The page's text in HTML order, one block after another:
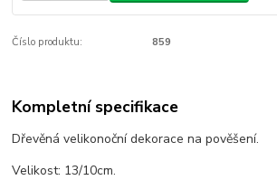
Číslo produktu: 859
Kompletní specifikace
Dřevěná velikonoční dekorace na pověšení.
Velikost: 13/10cm.